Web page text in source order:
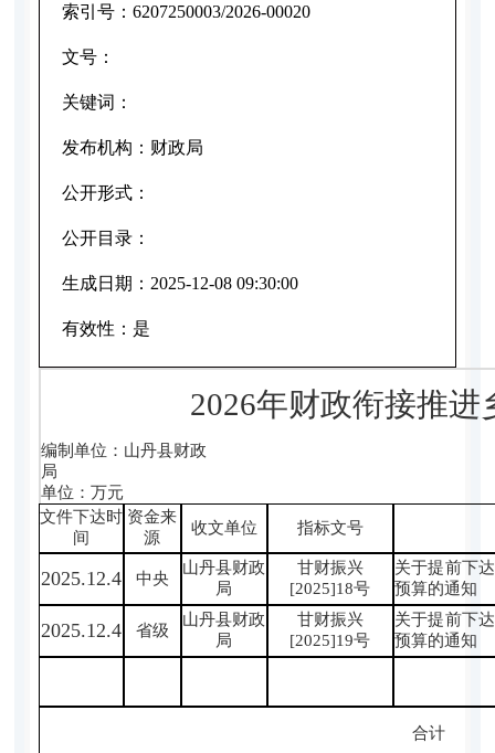
索引号： 6207250003/2026-00020
文号：
关键词：
发布机构： 财政局
公开形式：
公开目录：
生成日期： 2025-12-08 09:30:00
有效性： 是
2026年财政衔接推
编制单位：山丹县财政
单位：万元
文件下达时
间
资金来
源
收文单位 指标文号
2025.12.4 中央
山丹县财政
局
甘财振兴
[2025]18号
关于提前下
预算的通知
2025.12.4 省级
山丹县财政
局
甘财振兴
[2025]19号
关于提前下
预算的通知
合计